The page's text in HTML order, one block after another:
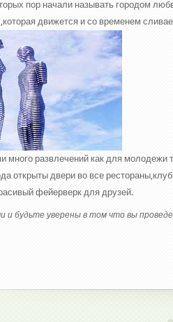
пор начали называть городом
движется и со временем
много развлечений как для молодежи
открыты двери во все
фейерверк для друзей.
и будьте уверены в том что вы